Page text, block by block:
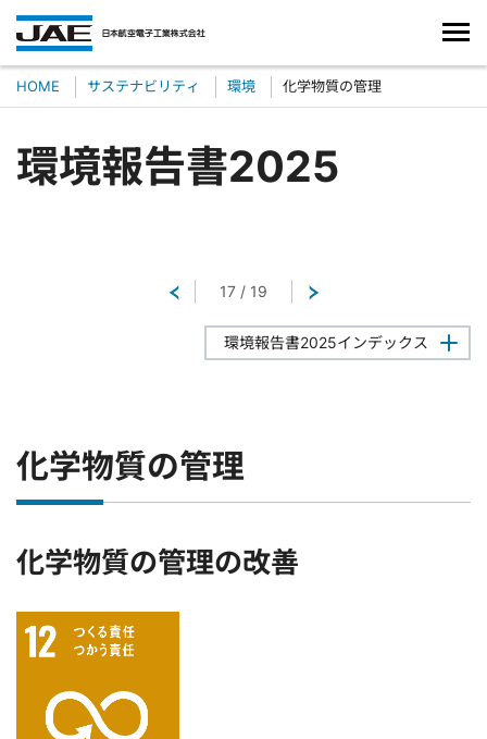
HOME サステナビリティ 環境 化学物質の管理
環境報告書2025
戻る17 / 19
環境報告書2025インデックス
化学物質の管理
化学物質の管理の改善